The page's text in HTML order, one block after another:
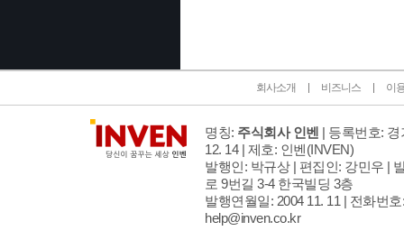
회사소개 비즈니스 이
명칭: 주식회사 인벤 | 등록번호:
12. 14 | 제호: 인벤(INVEN)
발행인: 박규상 | 편집인: 강민우 |
로 9번길 3-4 한국빌딩 3층
발행연월일: 2004 11. 11 | 전화번호
help@inven.co.kr